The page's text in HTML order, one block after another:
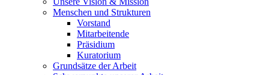
Menschen und Strukturen
Vorstand
Mitarbeitende
Präsidium
Kuratorium
Grundsätze der Arbeit